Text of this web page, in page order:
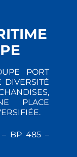
PORT
DIVERSITÉ
PLACE
– BP 485 –